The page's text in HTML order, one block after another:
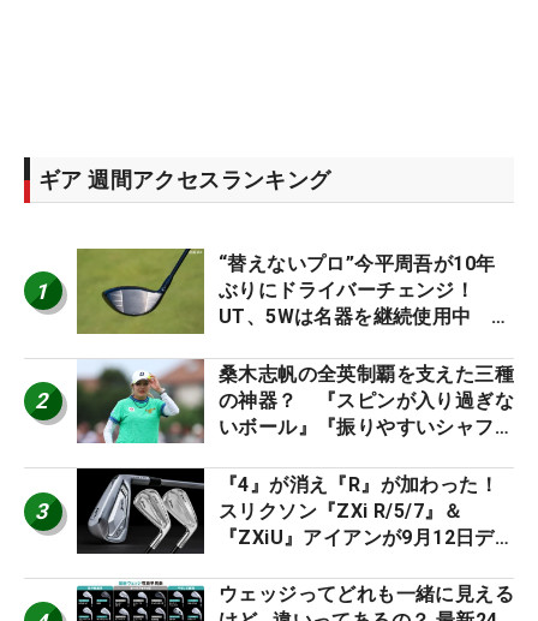
ギア 週間アクセスランキング
1
“替えないプロ”今平周吾が10年
ぶりにドライバーチェンジ！
UT、5Wは名器を継続使用中 #
2
桑木志帆の全英制覇を支えた三種
の神器？ 『スピンが入り過ぎな
いボール』『振りやすいシャフ
ー』 #女子プロセッティング
3
『4』が消え『R』が加わった！
スリクソン『ZXi R/5/7』＆
『ZXiU』アイアンが9月12日デ
ウェッジってどれも一緒に見える